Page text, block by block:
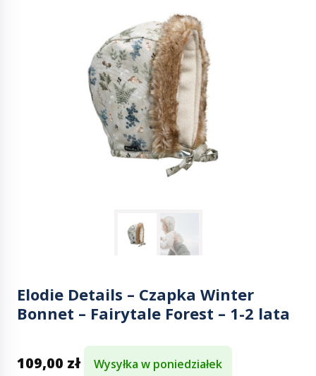
Elodie Details – Czapka Winter
Bonnet – Fairytale Forest – 1-2 lata
109,00 zł Wysyłka w poniedziałek